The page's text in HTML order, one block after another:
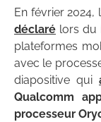
En février
déclaré lors du
plateformes
avec le
diapositive qui
Qualcomm
processeur